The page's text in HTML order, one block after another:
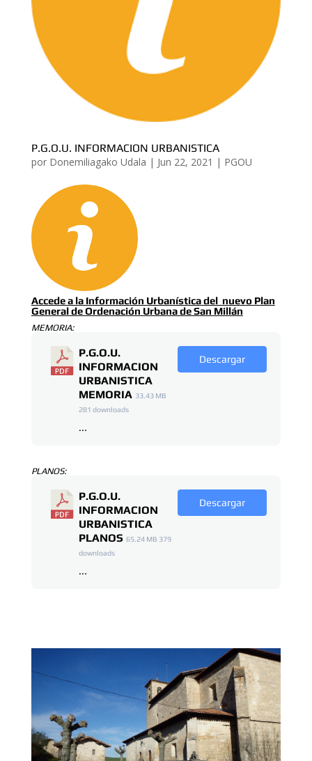
P.G.O.U. INFORMACION URBANISTICA
por Donemiliagako Udala | Jun 22, 2021 | PGOU
Accede a la Información Urbanística del nuevo Plan
General de Ordenación Urbana de San Millán
MEMORIA:
P.G.O.U.
INFORMACION
URBANISTICA
MEMORIA 33.43 MB
281 downloads
...
Descargar
PLANOS:
P.G.O.U.
INFORMACION
URBANISTICA
PLANOS 65.24 MB 379
downloads
...
Descargar